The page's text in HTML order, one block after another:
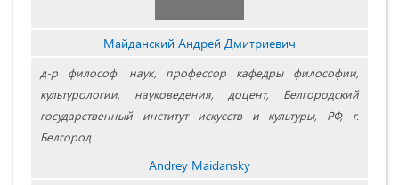
Майданский Андрей Дмитриевич
д‑р философ. наук, профессор кафедры философии,
культурологии, науковедения, доцент, Белгородский
государственный институт искусств и культуры, РФ, г.
Белгород
Andrey Maidansky